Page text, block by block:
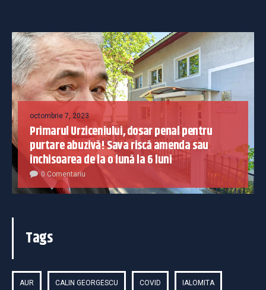
octombrie 7, 2023
Primarul Urziceniului, dosar penal pentru
purtare abuzivă! Sava riscă amenda sau
închisoarea de la o lună la 6 luni
0 Comentariu
Tags
AUR CALIN GEORGESCU COVID IALOMITA